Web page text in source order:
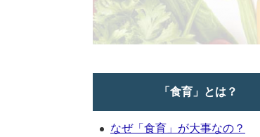
「食育」とは？
なぜ「食育」が大事なの？